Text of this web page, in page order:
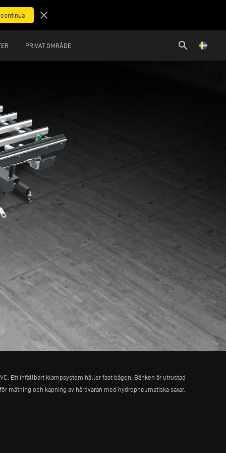
close
PRIVAT OMRÅDE search
Ett infällbart klampsystem håller fast bågen. Bänken är utrustad
och kapning av hårdvaran med hydropneumatiska saxar.